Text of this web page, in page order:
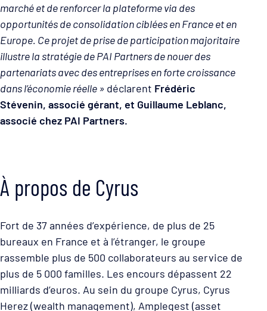
marché et de renforcer la plateforme via des
opportunités de consolidation ciblées en France et en
Europe. Ce projet de prise de participation majoritaire
illustre la stratégie de PAI Partners de nouer des
partenariats avec des entreprises en forte croissance
dans l’économie réelle » déclarent Frédéric
Stévenin, associé gérant, et Guillaume Leblanc,
associé chez PAI Partners.
À propos de Cyrus
Fort de 37 années d’expérience, de plus de 25
bureaux en France et à l’étranger, le groupe
rassemble plus de 500 collaborateurs au service de
plus de 5 000 familles. Les encours dépassent 22
milliards d’euros. Au sein du groupe Cyrus, Cyrus
Herez (wealth management), Amplegest (asset